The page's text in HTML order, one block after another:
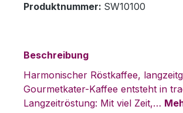
Produktnummer: SW10100
Beschreibung
Harmonischer Röstkaffee,
Gourmetkater-Kaffee entsteht in
Langzeitröstung: Mit viel Zeit,…